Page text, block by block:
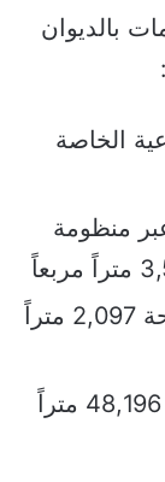
بالديوان
الخاصة
منظومة
17 حالة بناء بدون ترخيص بمساحة 2,097 متراً
340 حالة مبانٍ مخالفة بمساحة 48,196 متراً